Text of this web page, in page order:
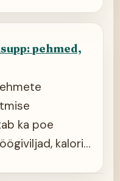
pehmed,
ka poe
kalorid